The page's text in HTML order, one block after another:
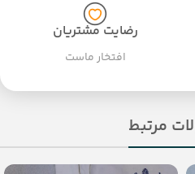
رضایت مشتریان
افتخار ماست
مرتبط